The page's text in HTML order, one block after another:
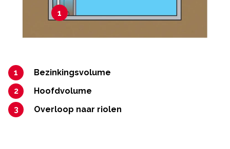
1
Bezinkings­volume
Hoofdvolume
Overloop naar riolen